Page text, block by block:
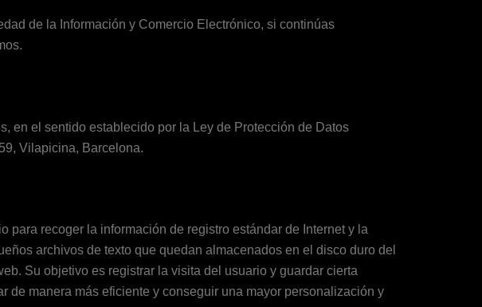
de la Información y Comercio Electrónico, si continúas
en el sentido establecido por la Ley de Protección de Datos
Vilapicina, Barcelona.
recoger la información de registro estándar de Internet y la
archivos de texto que quedan almacenados en el disco duro del
Su objetivo es registrar la visita del usuario y guardar cierta
de manera más eficiente y conseguir una mayor personalización y